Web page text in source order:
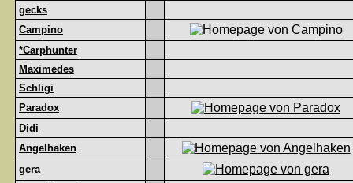
gecks
Campino
*Carphunter
Maximedes
Schligi
Paradox
Didi
Angelhaken
gera